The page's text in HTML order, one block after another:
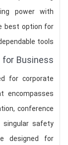
power with
best option for
tools.
for Business
for corporate
encompasses
conference
safety
designed for